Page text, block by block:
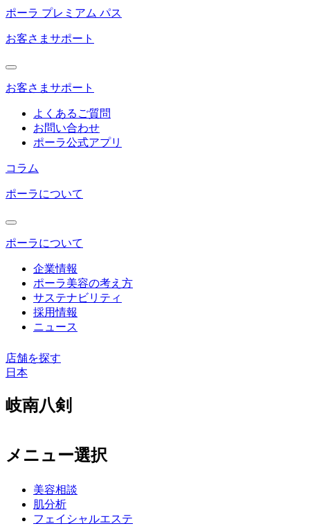
ポーラ プレミアム パス
お客さまサポート
お客さまサポート
よくあるご質問
お問い合わせ
ポーラ公式アプリ
コラム
ポーラについて
ポーラについて
企業情報
ポーラ美容の考え方
サステナビリティ
採用情報
ニュース
店舗を探す
日本
コ
ン
ツ
岐南八剣
メニュー選択
美容相談
肌分析
フェイシャルエステ